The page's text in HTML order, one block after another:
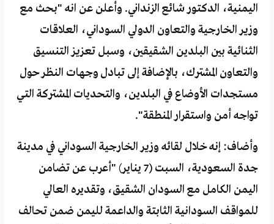
اليمنية، الدكتور شائع الزنداني. وأعلن عن انه "بحث مع
وزير الخارجية والتعاون الدولي السوداني، العلاقات
الثنائية بين البلدين الشقيقين، وسبل تعزيز التنسيق
والتعاون المشترك، بالإضافة إلى تبادل وجهات النظر حول
مستجدات الأوضاع في البلدين، والتحديات المشتركة التي
تواجه أمن واستقرار المنطقة".
وأضاف: إنه خلال لقائه وزير الخارجية السوداني في مدينة
جدة السعودية، السبت (7 يناير) "أعرب عن تضامن
اليمن الكامل مع السودان الشقيق، وتقديره العالي
للمواقف السودانية الثابتة والداعمة لليمن ضمن تحالف